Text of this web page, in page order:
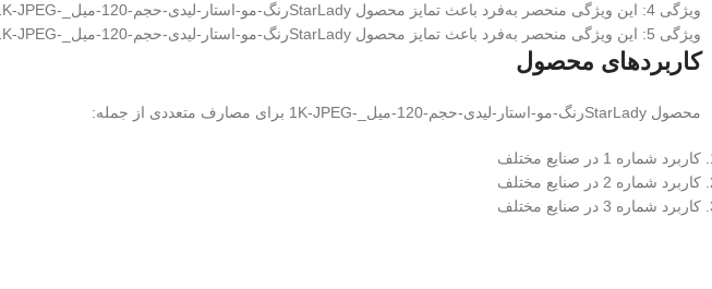
ویژگی 4: این ویژگی منحصر به‌فرد باعث تمایز محصول StarLadyرنگ-مو-استار-لیدی-حجم-120-میل_-1K-JPEG از رقبا می‌شود
ویژگی 5: این ویژگی منحصر به‌فرد باعث تمایز محصول StarLadyرنگ-مو-استار-لیدی-حجم-120-میل_-1K-JPEG از رقبا می‌شود
کاربردهای محصول
محصول StarLadyرنگ-مو-استار-لیدی-حجم-120-میل_-1K-JPEG برای مصارف متعددی از جمله:
کاربرد شماره 1 در صنایع مختلف
کاربرد شماره 2 در صنایع مختلف
کاربرد شماره 3 در صنایع مختلف